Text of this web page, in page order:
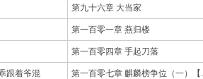
第九十六章 大当家
第一百零一章 燕归楼
第一百零四章 手起刀落
跟着爷混 第一百零七章 麒麟榜争位（一）【